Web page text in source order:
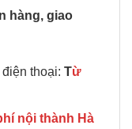
hàng, giao
thoại: Từ
nội thành Hà